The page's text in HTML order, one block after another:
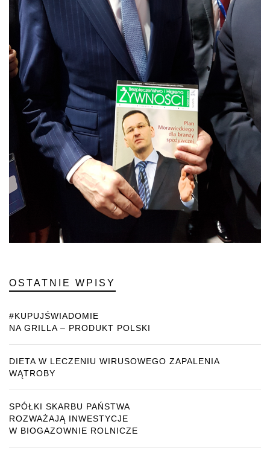
OSTATNIE WPISY
#KUPUJŚWIADOMIE
NA GRILLA – PRODUKT POLSKI
DIETA W LECZENIU WIRUSOWEGO ZAPALENIA
WĄTROBY
SPÓŁKI SKARBU PAŃSTWA
ROZWAŻAJĄ INWESTYCJE
W BIOGAZOWNIE ROLNICZE